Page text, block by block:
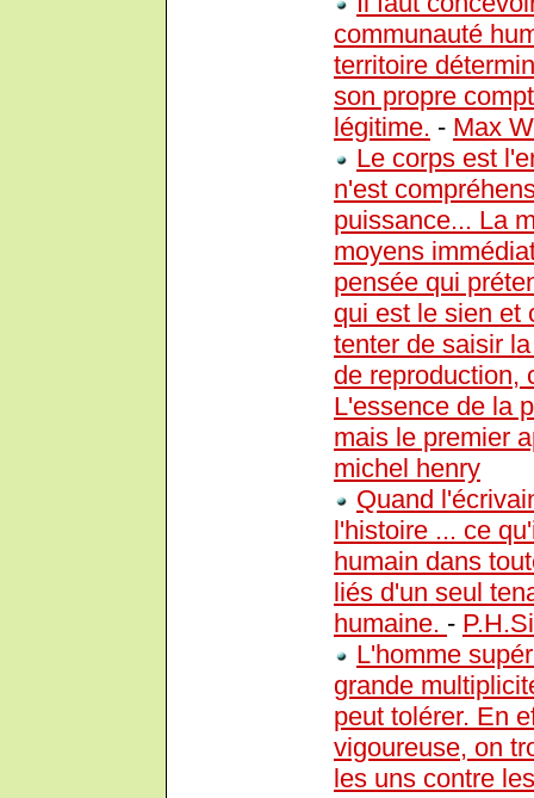
communauté
territoire
son propre
légitime. - Max
Le corps est
n'est
puissance... La
moyens
pensée qui
qui est le sien et
tenter de saisir
de reproduction,
L'essence de la
mais le premier
michel henry
Quand
l'histoire ... ce
humain dans
liés d'un seul
humaine. -
L'homme
grande
peut tolérer. En
vigoureuse, on
les uns contre